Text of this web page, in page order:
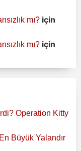
mı? için
mı? için
Operation Kitty
Büyük Yalandır